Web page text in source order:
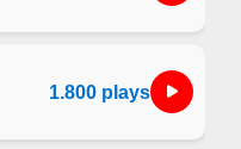
1.800 plays